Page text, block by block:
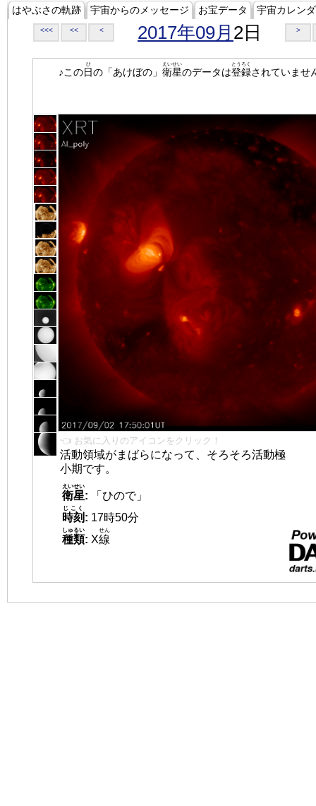
はやぶさの軌跡 宇宙からのメッセージ お宝データ 宇宙カレン
<<< << < 2017年09月 2日 >
♪この日
ひ
の「あけぼの」 衛星
えいせい
のデータは登録
とうろく
されていませ
👈 お気に入りのアイコンをクリック！
活動領域がまばらになって、そろそろ活動極
小期です。
衛星
えいせい
:
「ひので」
時刻
じこく
: 17時50分
種類
しゅるい
: X線
せん